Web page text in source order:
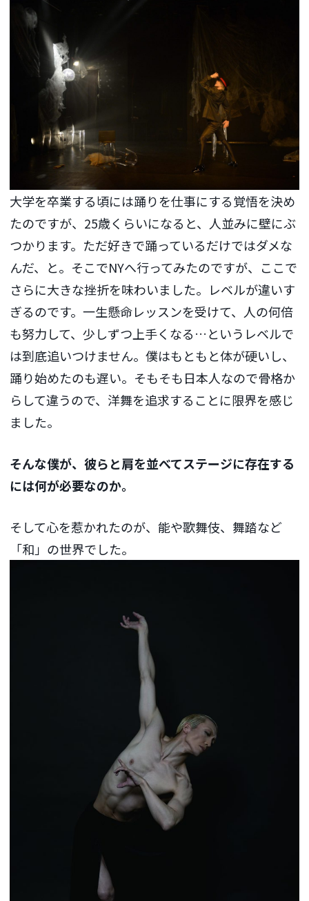
大学を卒業する頃には踊りを仕事にする覚悟を決め
たのですが、25歳くらいになると、人並みに壁にぶ
つかります。ただ好きで踊っているだけではダメな
んだ、と。そこでNYへ行ってみたのですが、ここで
さらに大きな挫折を味わいました。レベルが違いす
ぎるのです。一生懸命レッスンを受けて、人の何倍
も努力して、少しずつ上手くなる…というレベルで
は到底追いつけません。僕はもともと体が硬いし、
踊り始めたのも遅い。そもそも日本人なので骨格か
らして違うので、洋舞を追求することに限界を感じ
ました。
そんな僕が、彼らと肩を並べてステージに存在する
には何が必要なのか。
そして心を惹かれたのが、能や歌舞伎、舞踏など
「和」の世界でした。